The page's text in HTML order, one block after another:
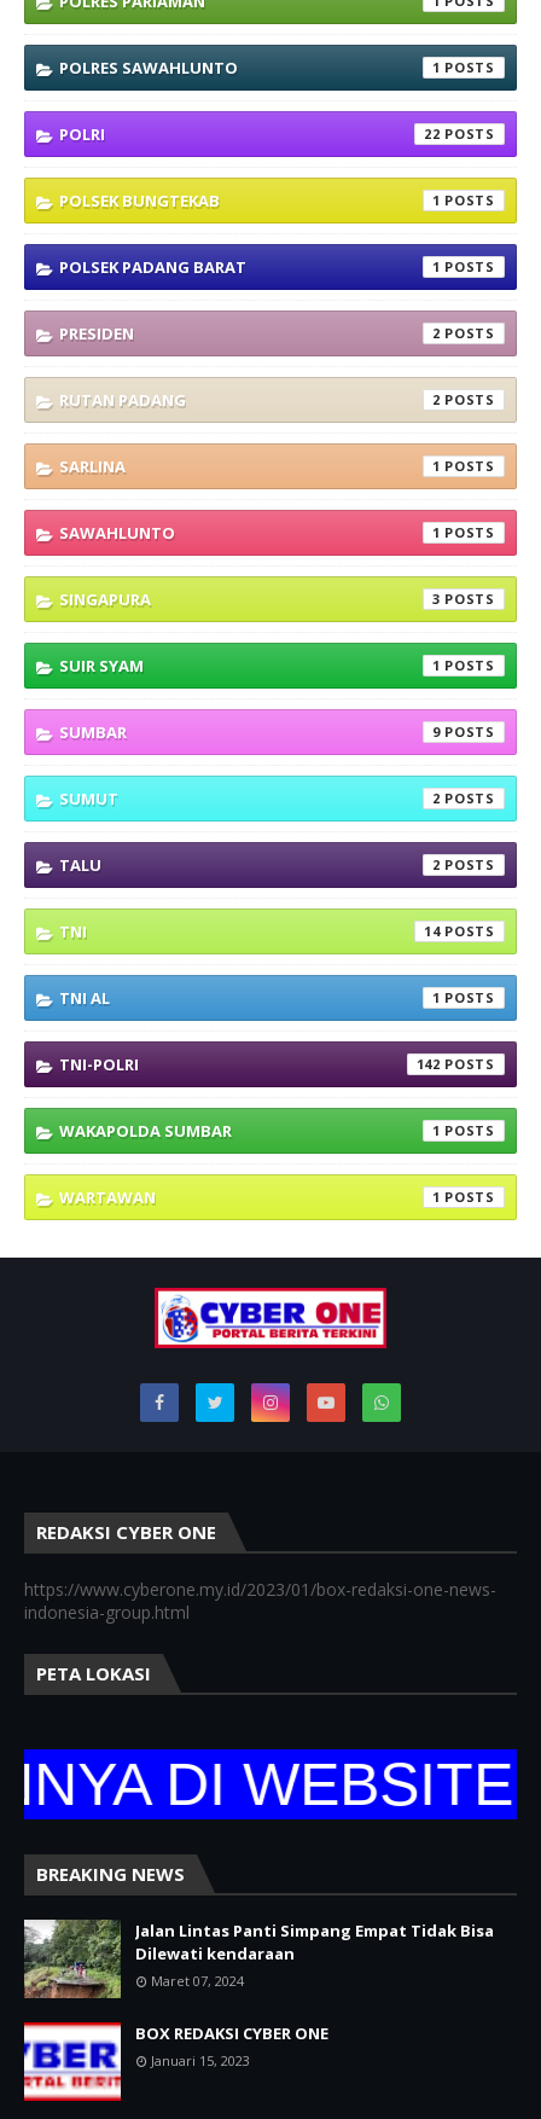
POLRES SAWAHLUNTO 1
POLRI 22
POLSEK BUNGTEKAB 1
POLSEK PADANG BARAT 1
PRESIDEN 2
RUTAN PADANG 2
SARLINA 1
SAWAHLUNTO 1
SINGAPURA 3
SUIR SYAM 1
SUMBAR 9
SUMUT 2
TALU 2
TNI 14
TNI AL 1
TNI-POLRI 142
WAKAPOLDA SUMBAR 1
WARTAWAN 1
REDAKSI CYBER ONE
https://www.cyberone.my.id/2023/01/box-redaksi-one-news-
indonesia-group.html
PETA LOKASI
DI WEBSITE
BREAKING NEWS
Jalan Lintas Panti Simpang Empat Tidak Bisa
Dilewati kendaraan
Maret 07, 2024
BOX REDAKSI CYBER ONE
Januari 15, 2023